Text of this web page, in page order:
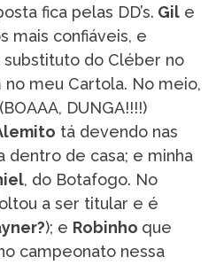
fica pelas DD’s. Gil e
mais confiáveis, e
substituto do Cléber no
meu Cartola. No meio,
DUNGA!!!!)
tá devendo nas
dentro de casa; e minha
, do Botafogo. No
a ser titular e é
); e Robinho que
campeonato nessa